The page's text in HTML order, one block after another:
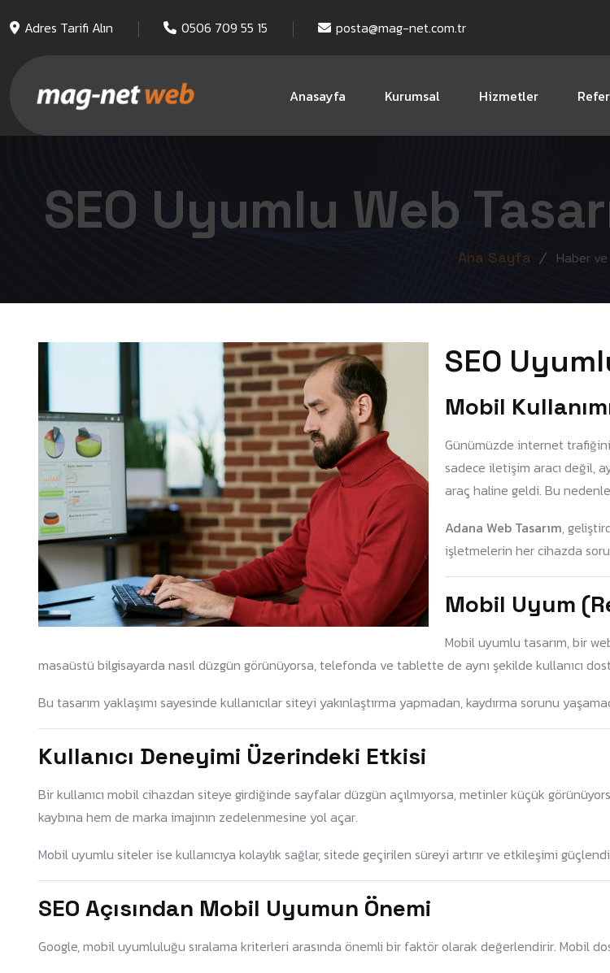
Adres Tarifi Alın 0506 709 55 15 posta@mag-net.com.tr
Anasayfa Kurumsal Hizmetler
SEO Uyumlu Web
Ana Sayfa Haber
SEO
Mobil
Günümüzde internet
sadece iletişim aracı değil,
araç haline geldi. Bu
Adana Web Tasarım,
işletmelerin her cihazda
Mobil Uyum
Mobil uyumlu tasarım, bir
masaüstü bilgisayarda nasıl düzgün görünüyorsa, telefonda ve tablette de aynı şekilde kullanıcı
Bu tasarım yaklaşımı sayesinde kullanıcılar siteyi yakınlaştırma yapmadan, kaydırma sorunu
Kullanıcı Deneyimi Üzerindeki Etkisi
Bir kullanıcı mobil cihazdan siteye girdiğinde sayfalar düzgün açılmıyorsa, metinler küçük
kaybına hem de marka imajının zedelenmesine yol açar.
Mobil uyumlu siteler ise kullanıcıya kolaylık sağlar, sitede geçirilen süreyi artırır ve etkileşimi
SEO Açısından Mobil Uyumun Önemi
Google, mobil uyumluluğu sıralama kriterleri arasında önemli bir faktör olarak değerlendirir. Mobil